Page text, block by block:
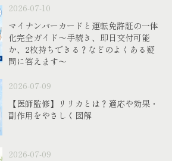
2026-07-10
マイナンバーカードと運転免許証の一体
化完全ガイド〜手続き、即日交付可能
か、2枚持ちできる？などのよくある疑
問に答えます〜
2026-07-09
【医師監修】リリカとは？適応や効果・
副作用をやさしく図解
2026-07-09